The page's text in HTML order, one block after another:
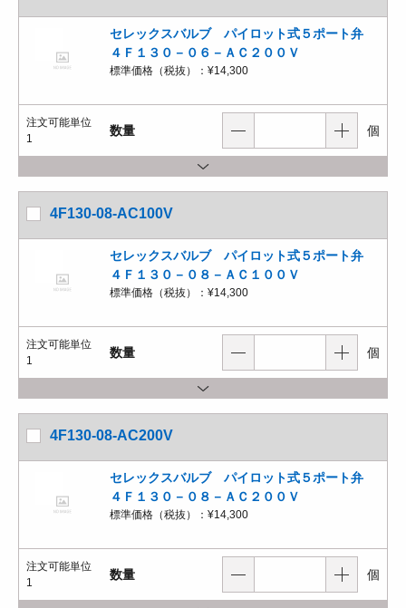
セレックスバルブ パイロット式５ポート弁
４Ｆ１３０－０６－ＡＣ２００Ｖ
標準価格（税抜）： ¥14,300
注文可能単位
1
数量 個
4F130-08-AC100V
セレックスバルブ パイロット式５ポート弁
４Ｆ１３０－０８－ＡＣ１００Ｖ
標準価格（税抜）： ¥14,300
注文可能単位
1
数量 個
4F130-08-AC200V
セレックスバルブ パイロット式５ポート弁
４Ｆ１３０－０８－ＡＣ２００Ｖ
標準価格（税抜）： ¥14,300
注文可能単位
1
数量 個